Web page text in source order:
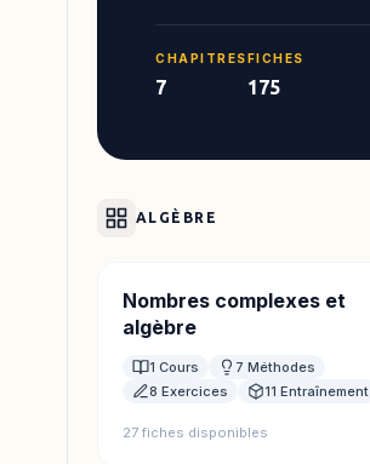
CHAPITRES
7
FICHES
175
ALGÈBRE
Nombres complexes et
algèbre
1 Cours
7 Méthodes
8 Exercices
11 Entraînement
27 fiches disponibles